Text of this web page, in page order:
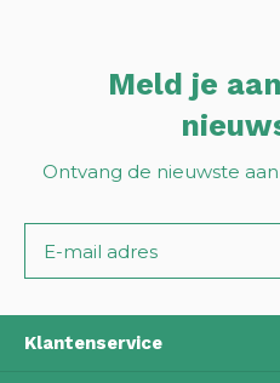
Meld je
Ontvang de nieuwste
Klantenservice